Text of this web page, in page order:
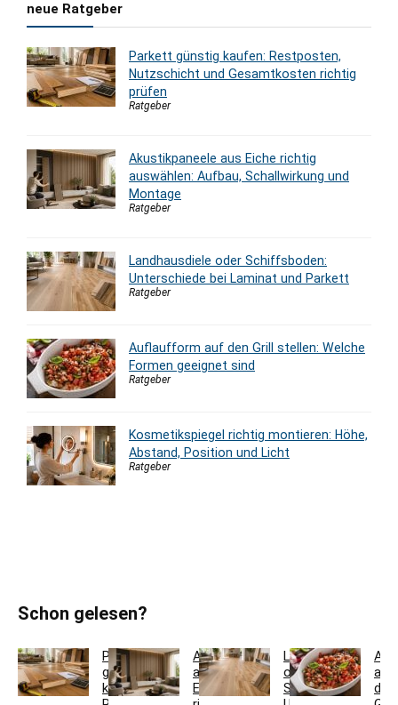
neue Ratgeber
Parkett günstig kaufen: Restposten,
Nutzschicht und Gesamtkosten richtig
prüfen
Ratgeber
Akustikpaneele aus Eiche richtig
auswählen: Aufbau, Schallwirkung und
Montage
Ratgeber
Landhausdiele oder Schiffsboden:
Unterschiede bei Laminat und Parkett
Ratgeber
Auflaufform auf den Grill stellen: Welche
Formen geeignet sind
Ratgeber
Kosmetikspiegel richtig montieren: Höhe,
Abstand, Position und Licht
Ratgeber
Schon gelesen?
Parkett
günstig
kaufen:
Akustikpaneele
aus
Eiche
Landhausdiele
oder
Schiffsboden:
auf
den